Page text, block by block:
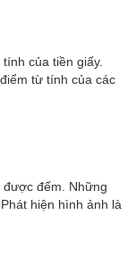
của tiền giấy.
từ tính của các
được đếm. Những
hiện hình ảnh là